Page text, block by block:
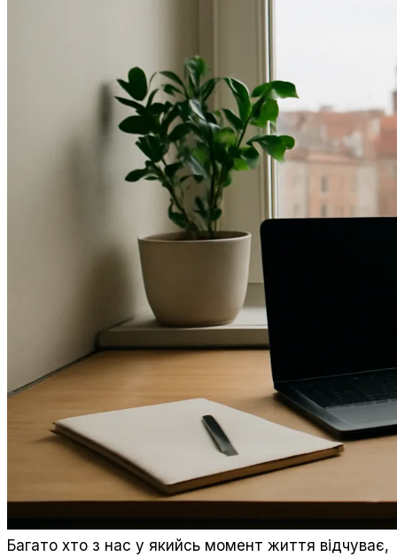
Багато хто з нас у якийсь момент життя відчуває,